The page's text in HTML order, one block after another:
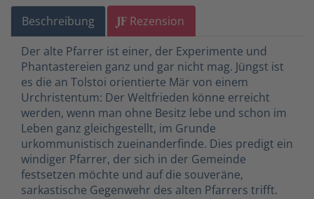
Beschreibung
Rezension
Der alte Pfarrer ist einer, der Experimente und
Phantastereien ganz und gar nicht mag. Jüngst ist
es die an Tolstoi orientierte Mär von einem
Urchristentum: Der Weltfrieden könne erreicht
werden, wenn man ohne Besitz lebe und schon im
Leben ganz gleichgestellt, im Grunde
urkommunistisch zueinanderfinde. Dies predigt ein
windiger Pfarrer, der sich in der Gemeinde
festsetzen möchte und auf die souveräne,
sarkastische Gegenwehr des alten Pfarrers trifft.